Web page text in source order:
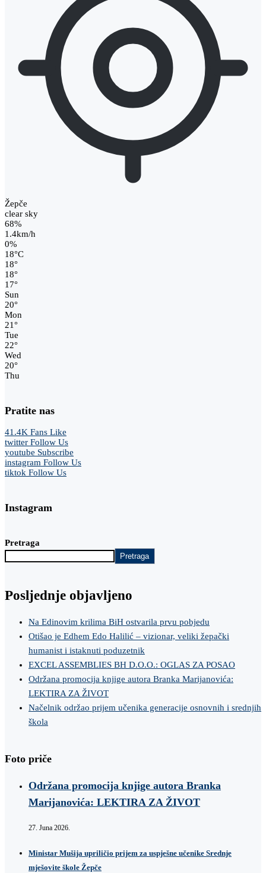
Žepče
clear sky
68%
1.4km/h
0%
18°C
18°
18°
17°
Sun
20°
Mon
21°
Tue
22°
Wed
20°
Thu
Pratite nas
41.4K Fans Like
twitter Follow Us
youtube Subscribe
instagram Follow Us
tiktok Follow Us
Instagram
Pretraga
Pretraga
Posljednje objavljeno
Na Edinovim krilima BiH ostvarila prvu pobjedu
Otišao je Edhem Edo Halilić – vizionar, veliki žepački
humanist i istaknuti poduzetnik
EXCEL ASSEMBLIES BH D.O.O.: OGLAS ZA POSAO
Održana promocija knjige autora Branka Marijanovića:
LEKTIRA ZA ŽIVOT
Načelnik održao prijem učenika generacije osnovnih i srednjih
škola
Foto priče
Održana promocija knjige autora Branka
Marijanovića: LEKTIRA ZA ŽIVOT
27. Juna 2026.
Ministar Mušija upriličio prijem za uspješne učenike Srednje
mješovite škole Žepče